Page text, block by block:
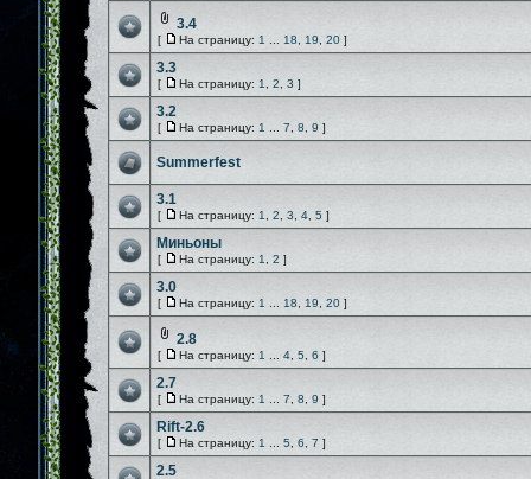
3.4
[ На страницу: 1 18 19 20 ]
3.3
[ На страницу: 1 2 3 ]
3.2
[ На страницу: 1 7 8 9 ]
Summerfest
3.1
[ На страницу: 1 2 3 4 5 ]
Миньоны
[ На страницу: 1 2 ]
3.0
[ На страницу: 1 18 19 20 ]
2.8
[ На страницу: 1 4 5 6 ]
2.7
[ На страницу: 1 7 8 9 ]
Rift-2.6
[ На страницу: 1 5 6 7 ]
2.5